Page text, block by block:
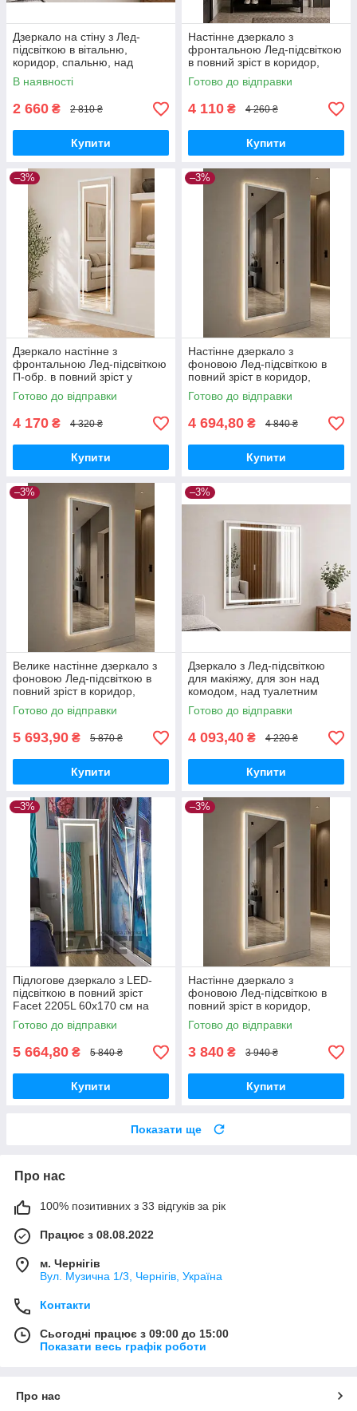
Дзеркало на стіну з Лед-
підсвіткою в вітальню,
коридор, спальню, над
комодом Avrora 2201L 60х78
см в тонкій рамі МДФ, білий
В наявності
2 660 ₴ 2 810 ₴
Купити
Настінне дзеркало з
фронтальною Лед-підсвіткою
в повний зріст в коридор,
спальню, вітальню Avrora
2203L 50х160 см рама МДФ,
Готово до відправки
4 110 ₴ 4 260 ₴
Купити
–3%
Дзеркало настінне з
фронтальною Лед-підсвіткою
П-обр. в повний зріст у
передпокій, коридор,
спальню Avrora 2203L
Готово до відправки
4 170 ₴ 4 320 ₴
Купити
–3%
Настінне дзеркало з
фоновою Лед-підсвіткою в
повний зріст в коридор,
спальню, вітальню Avrora
2205L 60х170 см рама МДФ,
Готово до відправки
4 694,80 ₴ 4 840 ₴
Купити
–3%
Велике настінне дзеркало з
фоновою Лед-підсвіткою в
повний зріст в коридор,
спальню, вітальню Avrora
2204L 80х180 см, білий
Готово до відправки
5 693,90 ₴ 5 870 ₴
Купити
–3%
Дзеркало з Лед-підсвіткою
для макіяжу, для зон над
комодом, над туалетним
столиком Avrora 2206L
80х100 см в тонкій рамі МДФ,
Готово до відправки
4 093,40 ₴ 4 220 ₴
Купити
–3%
Підлогове дзеркало з LED-
підсвіткою в повний зріст
Facet 2205L 60х170 см на
ніжці-підставці у передпокій,
спальню, білий
Готово до відправки
5 664,80 ₴ 5 840 ₴
Купити
–3%
Настінне дзеркало з
фоновою Лед-підсвіткою в
повний зріст в коридор,
спальню, вітальню Avrora
2203L 50х160 см рама МДФ,
Готово до відправки
3 840 ₴ 3 940 ₴
Купити
Показати ще
Про нас
100% позитивних з 33 відгуків за рік
Працює з 08.08.2022
м. Чернігів
Вул. Музична 1/3, Чернігів, Україна
Контакти
Сьогодні працює з 09:00 до 15:00
Показати весь графік роботи
Про нас